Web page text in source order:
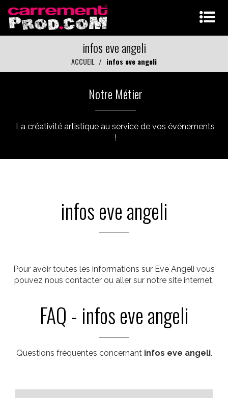
infos eve angeli
ACCUEIL infos eve angeli
Notre Métier
La créativité artistique au service de vos événements
!
infos eve angeli
Pour avoir toutes les informations sur Eve Angeli vous
pouvez nous contacter ou aller sur notre site internet.
FAQ - infos eve angeli
Questions fréquentes concernant infos eve angeli.